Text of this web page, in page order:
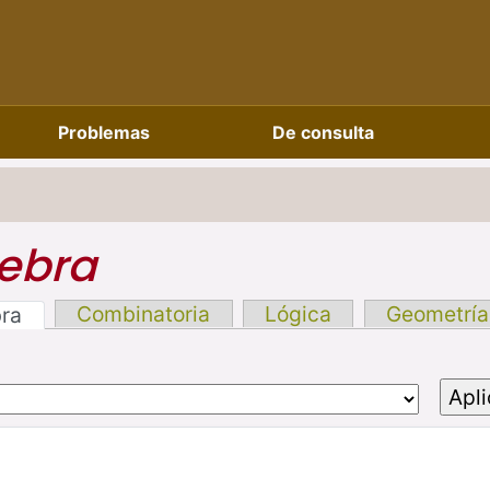
Problemas De consulta
Combinatoria Lógica Geometría